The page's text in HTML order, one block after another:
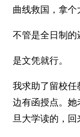
曲线救国，拿个
不管是全日制的
是文凭就行。
我求助了留校
边有函授点。
旦大学读的，回